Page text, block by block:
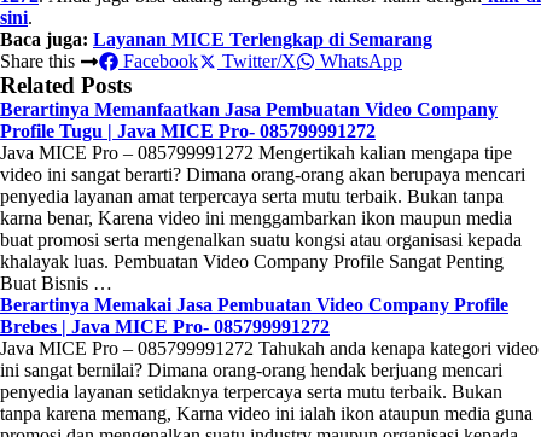
sini.
Baca juga: Layanan MICE Terlengkap di Semarang
Share this
Facebook Twitter/X WhatsApp
Related Posts
Berartinya Memanfaatkan Jasa Pembuatan Video Company
Profile Tugu | Java MICE Pro- 085799991272
Java MICE Pro – 085799991272 Mengertikah kalian mengapa tipe
video ini sangat berarti? Dimana orang-orang akan berupaya mencari
penyedia layanan amat terpercaya serta mutu terbaik. Bukan tanpa
karna benar, Karena video ini menggambarkan ikon maupun media
buat promosi serta mengenalkan suatu kongsi atau organisasi kepada
khalayak luas. Pembuatan Video Company Profile Sangat Penting
Buat Bisnis …
Berartinya Memakai Jasa Pembuatan Video Company Profile
Brebes | Java MICE Pro- 085799991272
Java MICE Pro – 085799991272 Tahukah anda kenapa kategori video
ini sangat bernilai? Dimana orang-orang hendak berjuang mencari
penyedia layanan setidaknya terpercaya serta mutu terbaik. Bukan
tanpa karena memang, Karna video ini ialah ikon ataupun media guna